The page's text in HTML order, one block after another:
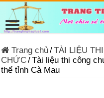
Trang chủ/TÀI LIỆU
CHỨC/Tài liệu thi công
thể tỉnh Cà Mau